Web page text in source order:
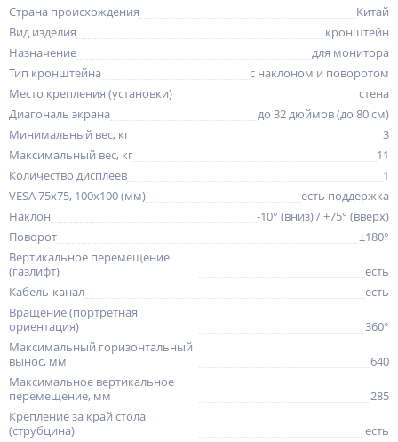
Страна происхождения
Китай
Вид изделия
кронштейн
Назначение
для монитора
Тип кронштейна
с наклоном и поворотом
Место крепления (установки)
стена
Диагональ экрана
до 32 дюймов (до 80 см)
Минимальный вес, кг
3
Максимальный вес, кг
11
Количество дисплеев
1
VESA 75x75, 100x100 (мм)
есть поддержка
Наклон
-10° (вниз) / +75° (вверх)
Поворот
±180°
Вертикальное перемещение
(газлифт)
есть
Кабель-канал
есть
Вращение (портретная
ориентация)
360°
Максимальный горизонтальный
вынос, мм
640
Максимальное вертикальное
перемещение, мм
285
Крепление за край стола
(струбцина)
есть